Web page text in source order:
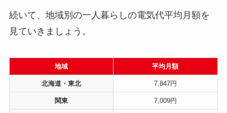
続いて、地域別の一人暮らしの電気代平均月額を
見ていきましょう。
地域 平均月額
北海道・東北 7,847円
関東 7,009円